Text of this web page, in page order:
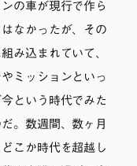
の車が現行で作ら
なかったが、その
み込まれていて、
ミッションといっ
という時代でみた
。数週間、数ヶ月
こか時代を超越し